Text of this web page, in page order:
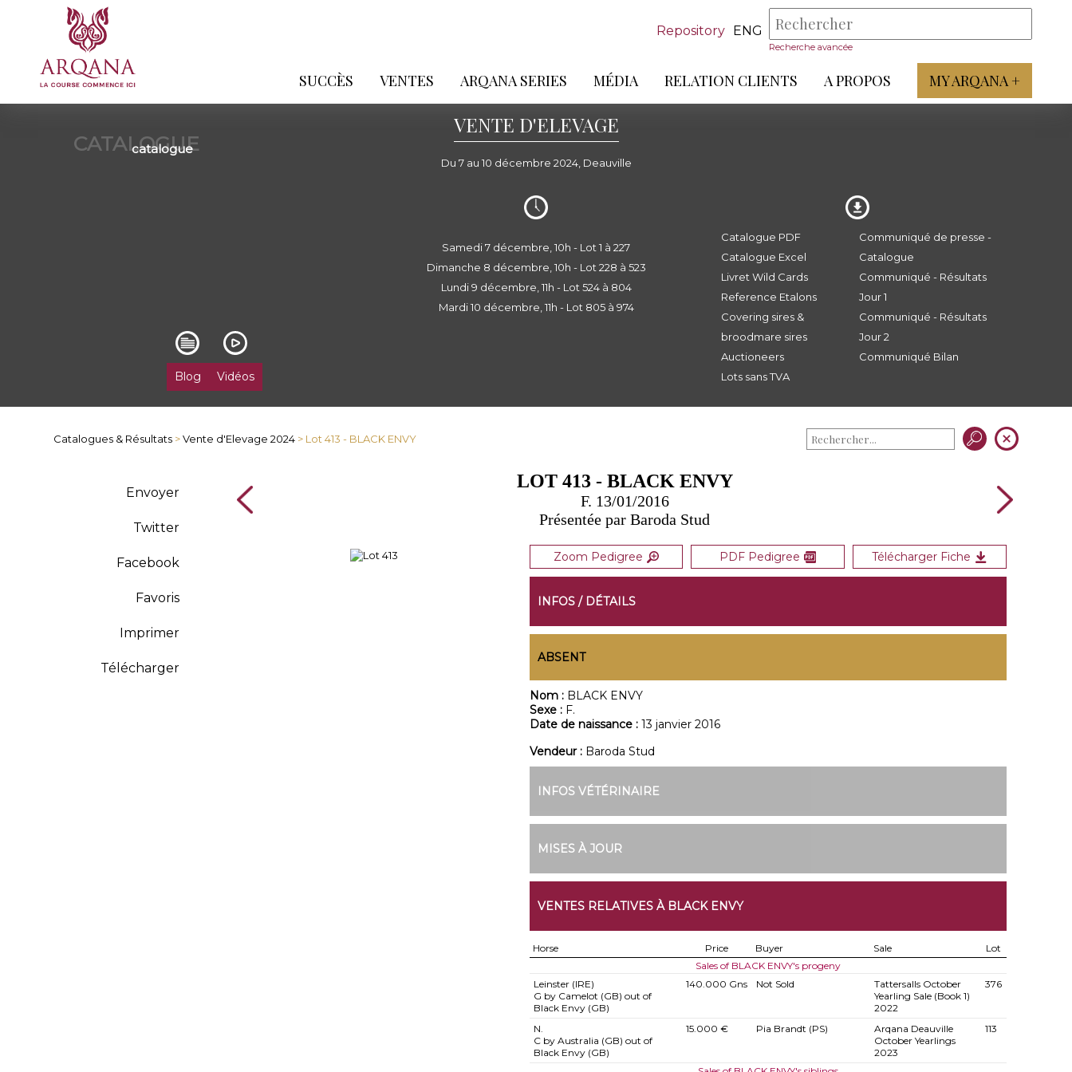
Repository ENG
Recherche avancée
SUCCÈS VENTES ARQANA SERIES MÉDIA RELATION CLIENTS A PROPOS MY ARQANA +
CATALOGUE
catalogue
VENTE D'ELEVAGE
Du 7 au 10 décembre 2024, Deauville
Blog Vidéos
Samedi 7 décembre, 10h - Lot 1 à 227
Dimanche 8 décembre, 10h - Lot 228 à 523
Lundi 9 décembre, 11h - Lot 524 à 804
Mardi 10 décembre, 11h - Lot 805 à 974
Catalogue PDF
Catalogue Excel
Livret Wild Cards
Reference Etalons
Covering sires &
broodmare sires
Auctioneers
Lots sans TVA
Communiqué de presse -
Catalogue
Communiqué - Résultats
Jour 1
Communiqué - Résultats
Jour 2
Communiqué Bilan
Catalogues & Résultats >Vente d'Elevage 2024 > Lot 413 - BLACK ENVY
Envoyer
Twitter
Facebook
Favoris
Imprimer
Télécharger
LOT 413 - BLACK ENVY
F. 13/01/2016
Présentée par Baroda Stud
Zoom Pedigree PDF Pedigree Télécharger Fiche
INFOS / DÉTAILS
ABSENT
Nom : BLACK ENVY
Sexe : F.
Date de naissance : 13 janvier 2016
Vendeur : Baroda Stud
INFOS VÉTÉRINAIRE
MISES À JOUR
VENTES RELATIVES À BLACK ENVY
Horse Price Buyer Sale
Lot
Sales of BLACK ENVY's progeny
Leinster (IRE)
G by Camelot (GB) out of
Black Envy (GB)
140.000 Gns Not Sold
Tattersalls October
Yearling Sale (Book 1)
2022
376
N.
C by Australia (GB) out of
Black Envy (GB)
15.000 € Pia Brandt (PS)
Arqana Deauville
October Yearlings
2023
113